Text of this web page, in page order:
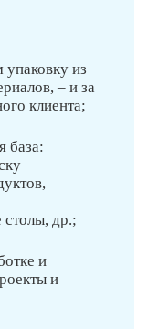
из
– и за
клиента;
база:
столы, др.;
и
и